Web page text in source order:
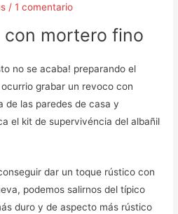
/1 comentario
con mortero fino
no se acaba! preparando el
ocurrio grabar un revoco con
de las paredes de casa y
el kit de supervivéncia del albañil
dar un toque rústico con
podemos salirnos del típico
duro y de aspecto más rústico